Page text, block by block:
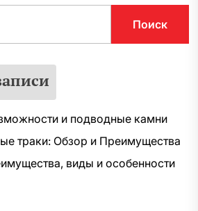
Поиск
и подводные камни
траки: Обзор и Преимущества
виды и особенности